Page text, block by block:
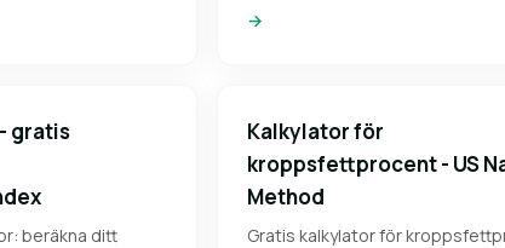
→
gratis
beräkna ditt
Kalkylator för
kroppsfettprocent - US
Method
Gratis kalkylator för